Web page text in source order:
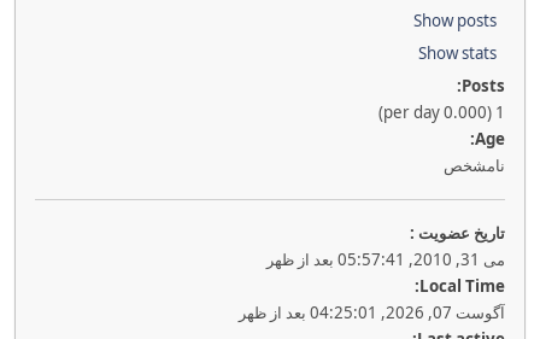
Show posts
Show stats
Posts:
1 (0.000 per day)
Age:
نامشخص
تاريخ عضويت :
می 31, 2010, 05:57:41 بعد از ظهر
Local Time:
آگوست 07, 2026, 04:25:01 بعد از ظهر